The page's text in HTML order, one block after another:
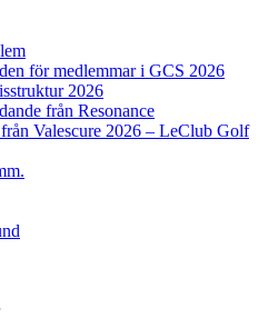
för medlemmar i GCS 2026
2026
från Resonance
Valescure 2026 – LeClub Golf